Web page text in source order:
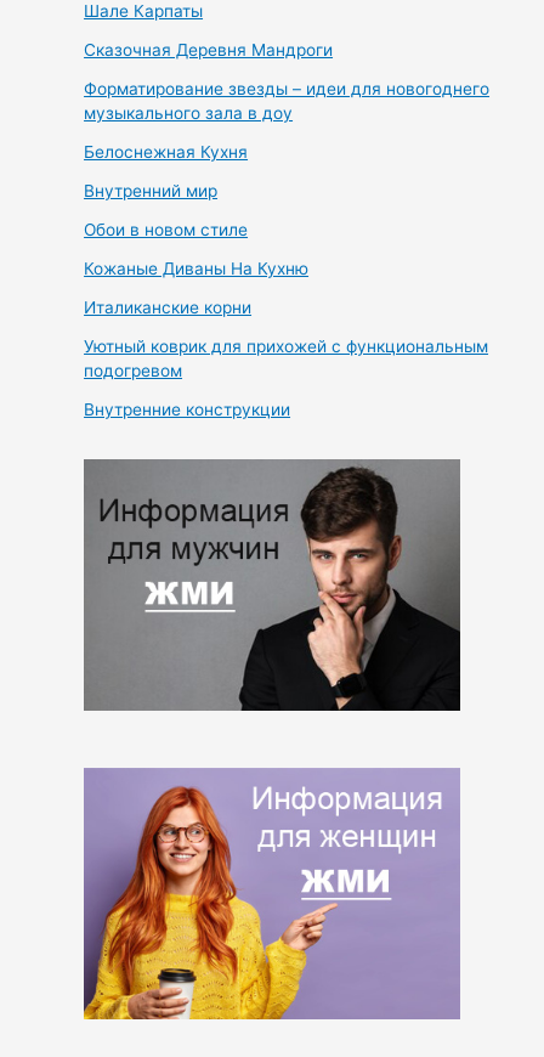
Шале Карпаты
Сказочная Деревня Мандроги
Форматирование звезды – идеи для новогоднего
музыкального зала в доу
Белоснежная Кухня
Внутренний мир
Обои в новом стиле
Кожаные Диваны На Кухню
Италиканские корни
Уютный коврик для прихожей с функциональным
подогревом
Внутренние конструкции